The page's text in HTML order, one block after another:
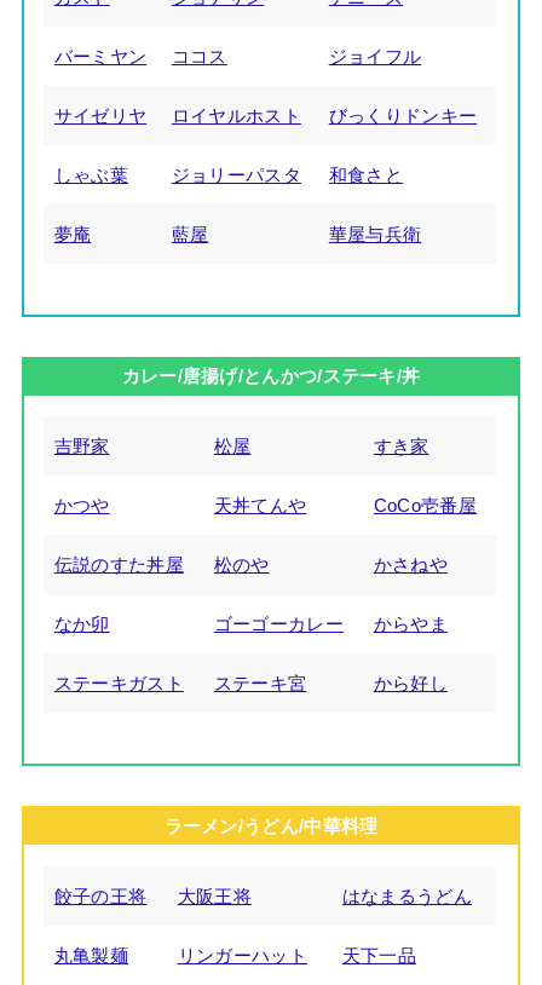
バーミヤン ココス ジョイフル
サイゼリヤ ロイヤルホスト びっくりドンキー
しゃぶ葉 ジョリーパスタ 和食さと
夢庵 藍屋 華屋与兵衛
カレー/唐揚げ/とんかつ/ステーキ/丼
吉野家 松屋 すき家
かつや 天丼てんや CoCo壱番屋
伝説のすた丼屋 松のや かさねや
なか卯 ゴーゴーカレー からやま
ステーキガスト ステーキ宮 から好し
ラーメン/うどん/中華料理
餃子の王将 大阪王将 はなまるうどん
丸亀製麺 リンガーハット 天下一品